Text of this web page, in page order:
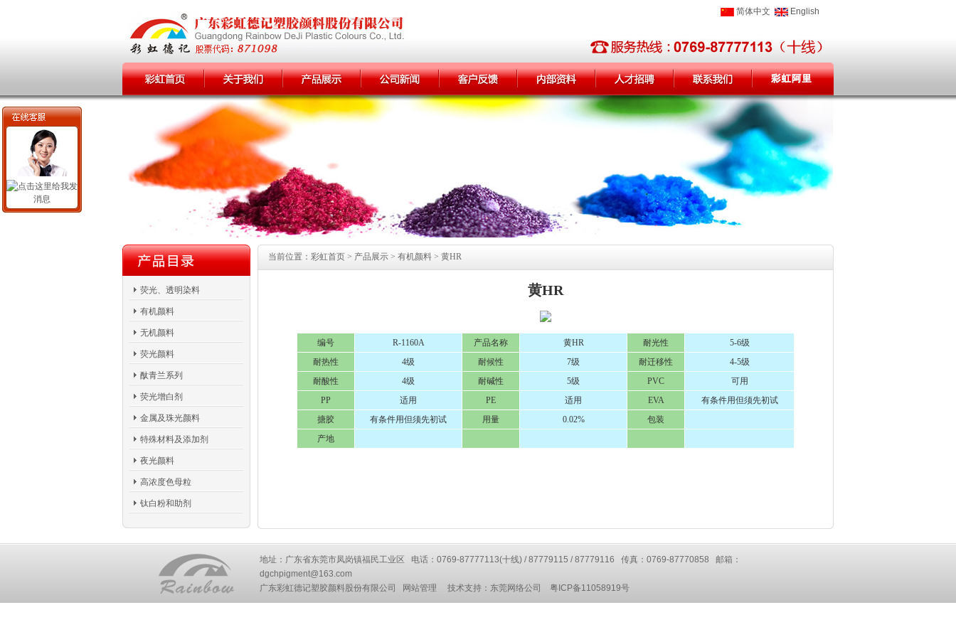
简体中文 English
荧光、透明染料
有机颜料
无机颜料
荧光颜料
酞青兰系列
荧光增白剂
金属及珠光颜料
特殊材料及添加剂
夜光颜料
高浓度色母粒
钛白粉和助剂
当前位置：彩虹首页 > 产品展示 > 有机颜料 > 黄HR
黄HR
编号 R-1160A 产品名称 黄HR 耐光性
5-6级
耐热性
4级 耐候性 7级 耐迁移性
4-5级
耐酸性
4级 耐碱性 5级 PVC
可用
PP
适用 PE 适用 EVA
有条件用但须先初试
搪胶
有条件用但须先初试 用量 0.02%
包装
产地
地址：广东省东莞市凤岗镇福民工业区 电话：0769-87777113(十线) / 87779115 / 87779116 传真：0769-87770858 邮箱：
dgchpigment@163.com
广东彩虹德记塑胶颜料股份有限公司
网站管理 技术支持： 东莞网络公司 粤ICP备11058919号